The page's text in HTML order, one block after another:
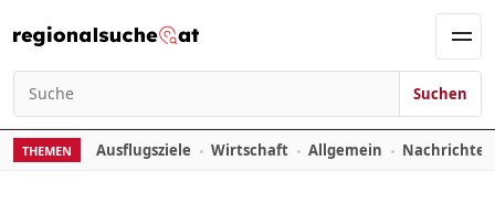
Suchen nach:
Suchen
THEMEN Ausflugsziele Wirtschaft Allgemein